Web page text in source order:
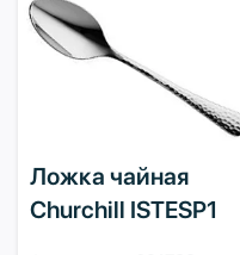
Ложка чайная
Churchill ISTESP1